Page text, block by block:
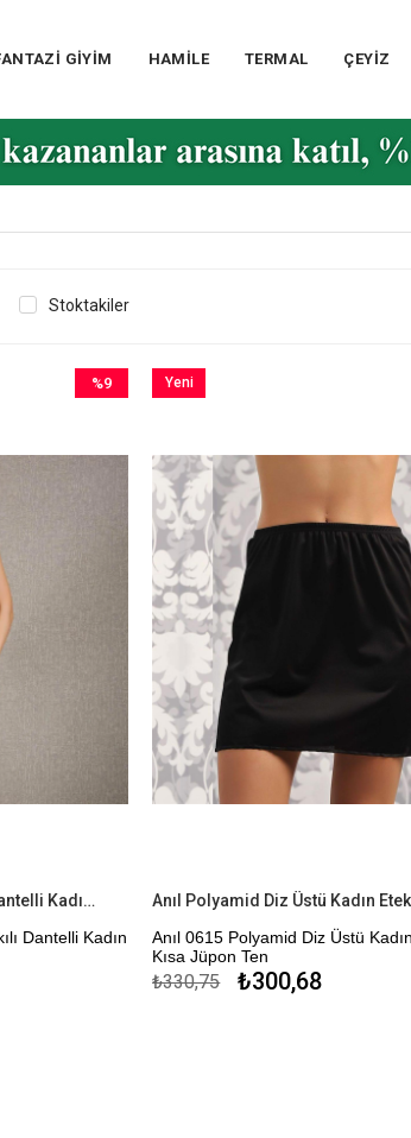
GİYİM HAMİLE TERMAL ÇEYİZ
Stoktakiler
Anıl Polyamid Geniş Askılı Dantelli Kadın Diz Altı Kombinezon
Dantelli Kadın
%9
Anıl 0615 Polyamid Diz Üstü
Kısa Jüpon Ten
Kapıda Ödeme Seçeneği
₺300,68
₺330,75
Yeni